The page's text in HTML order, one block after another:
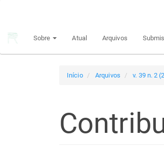
principal
Sobre Atual Arquivos
Início Arquivos v. 39 n. 2